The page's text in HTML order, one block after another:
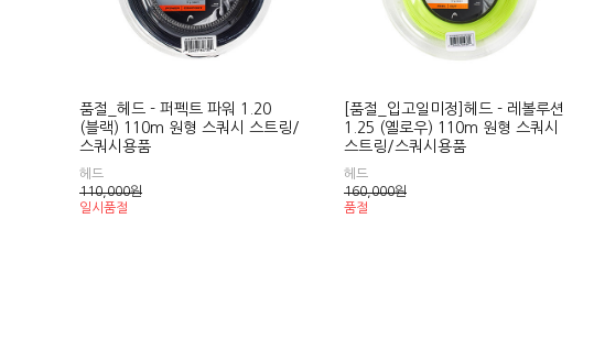
품절_헤드 - 퍼펙트 파워 1.20
(블랙) 110m 원형 스쿼시 스트링/
스쿼시용품
헤드
110,000원
일시품절
[품절_입고일미정]헤드 - 레볼루션
1.25 (옐로우) 110m 원형 스쿼시
스트링/스쿼시용품
헤드
160,000원
품절